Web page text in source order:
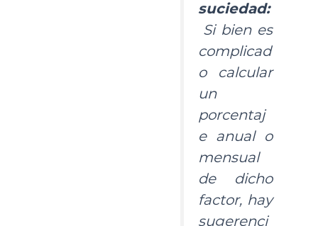
suciedad:
Si bien es
complicad
o calcular
un
porcentaj
e anual o
mensual
de dicho
factor, hay
sugerenci